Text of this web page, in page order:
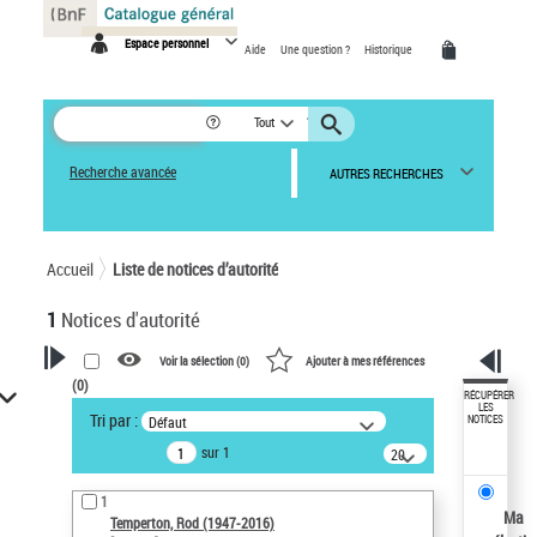
Espace personnel Aide Une question ? Historique
Tout
Recherche avancée AUTRES RECHERCHES
Accueil Liste de notices d’autorité
1 Notices d'autorité
VOTRE RECHERCHE
Recherche avancée dans les
notices d’autorité
Œuvres liées à l'auteur :
Temperton, Rod (1947-2016)
Voir la sélection (0) Ajouter à mes références
(0)
Tri par : Défaut
sur 1
20
résultats/page
1
Temperton, Rod (1947-2016)
RÉCUPÉRER
LES
NOTICES
Ma
Panneau de gestion des cookies